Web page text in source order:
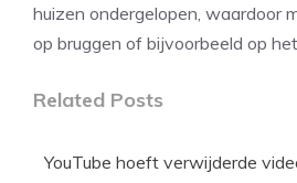
huizen ondergelopen, waardoor
op bruggen of bijvoorbeeld op
Related Posts
YouTube hoeft verwijderde